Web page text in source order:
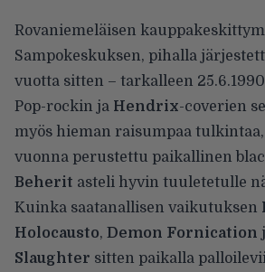
Rovaniemeläisen
Sampokeskuksen, pihalla
vuotta sitten – tarkalleen
Pop-rockin ja Hendrix-coverien
myös hieman raisumpaa
vuonna perustettu paikallinen
Beherit asteli hyvin tuuletetulle
Kuinka saatanallisen vaikutuksen
Holocausto, Demon Fornication
Slaughter sitten paikalla